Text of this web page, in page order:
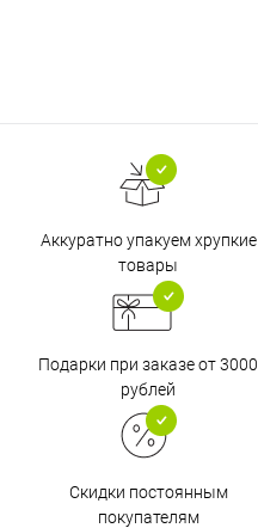
Аккуратно упакуем хрупкие
товары
Подарки при заказе от 3000
рублей
Скидки постоянным
покупателям